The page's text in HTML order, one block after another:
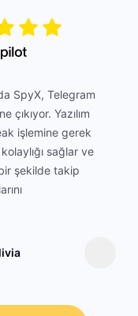
SpyX, Telegram
çıkıyor. Yazılım
işlemine gerek
sağlar ve
şekilde takip